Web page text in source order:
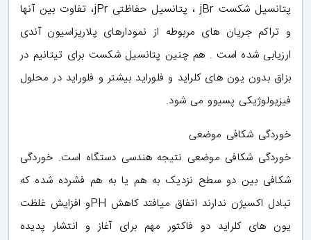
پتانسیل شکست jBr ، پتانسیل حفاظتی jPr، تفاوت بین آنها
و تراکم جریان های مربوطه از نمودارهای پلاریزاسیون آندی
ارزیابی شده است . هم چنین پتانسیل شکست برای تیتانیم در
بزاق بدون یون های کلراید و فلوراید بیشتر و فلوراید در محلول
فیزیولوژیکی پسیوو می شود.
خوردگی شکافی موضعی
خوردگی شکافی موضعی نتیجه هندسی دستگاه است. خوردگی
شکافی بین دو سطح نزدیک به هم یا به هم فشرده شده که
تبادل اکسیژن ندارند اتفاق میافتد کاهش PHو افزایش غلظت
یون های کلراید دو فاکتور مهم برای آغاز و انتشار پدیده